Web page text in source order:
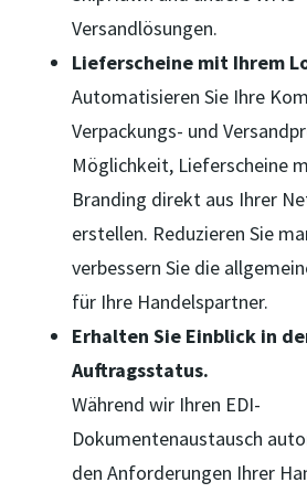
Versandlösungen.
Lieferscheine mit Ihrem
Automatisieren Sie Ihre
Verpackungs- und
Möglichkeit, Lieferscheine
Branding direkt aus Ihrer
erstellen. Reduzieren Sie
verbessern Sie die
für Ihre Handelspartner.
Erhalten Sie Einblick in
Auftragsstatus.
Während wir Ihren EDI-
Dokumentenaustausch
den Anforderungen Ihrer